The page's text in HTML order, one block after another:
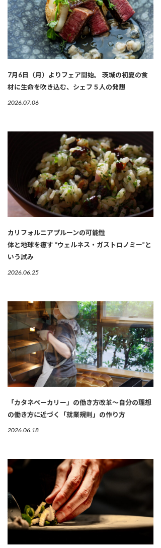
7月6日（月）よりフェア開始。 茨城の初夏の食
材に生命を吹き込む、シェフ５人の発想
2026.07.06
カリフォルニアプルーンの可能性
体と地球を癒す “ウェルネス・ガストロノミー”と
いう試み
2026.06.25
「カタネベーカリー」の働き方改革～自分の理想
の働き方に近づく「就業規則」の作り方
2026.06.18